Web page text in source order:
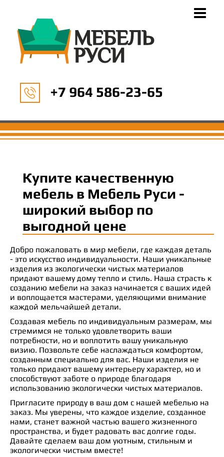
+7 964 586-23-65
Купите качественную
мебель в Мебель Руси -
широкий выбор по
выгодной цене
Добро пожаловать в мир мебели, где каждая деталь
- это искусство индивидуальности. Наши уникальные
изделия из экологически чистых материалов
придают вашему дому тепло и стиль. Наша страсть к
созданию мебели на заказ начинается с ваших идей
и воплощается мастерами, уделяющими внимание
каждой мельчайшей детали.
Создавая мебель по индивидуальным размерам, мы
стремимся не только удовлетворить ваши
потребности, но и воплотить вашу уникальную
визию. Позвольте себе наслаждаться комфортом,
созданным специально для вас. Наши изделия не
только придают вашему интерьеру характер, но и
способствуют заботе о природе благодаря
использованию экологически чистых материалов.
Пригласите природу в ваш дом с нашей мебелью на
заказ. Мы уверены, что каждое изделие, созданное
нами, станет важной частью вашего жизненного
пространства, и будет радовать вас долгие годы.
Давайте сделаем ваш дом уютным, стильным и
экологически чистым вместе!